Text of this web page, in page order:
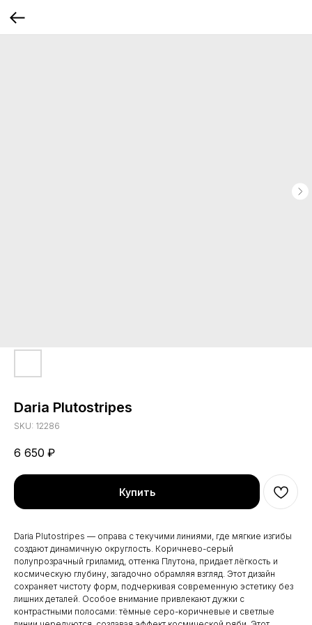
Daria Plutostripes
SKU: 12286
6 650 ₽
Купить
Daria Plutostripes — оправа с текучими линиями, где мягкие изгибы
создают динамичную округлость. Коричнево-серый
полупрозрачный гриламид, оттенка Плутона, придает лёгкость и
космическую глубину, загадочно обрамляя взгляд. Этот дизайн
сохраняет чистоту форм, подчеркивая современную эстетику без
лишних деталей. Особое внимание привлекают дужки с
контрастными полосами: тёмные серо-коричневые и светлые